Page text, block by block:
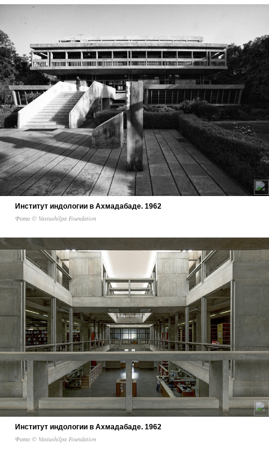
Институт индологии в Ахмадабаде. 1962
Фото © Vastushilpa Foundation
Институт индологии в Ахмадабаде. 1962
Фото © Vastushilpa Foundation